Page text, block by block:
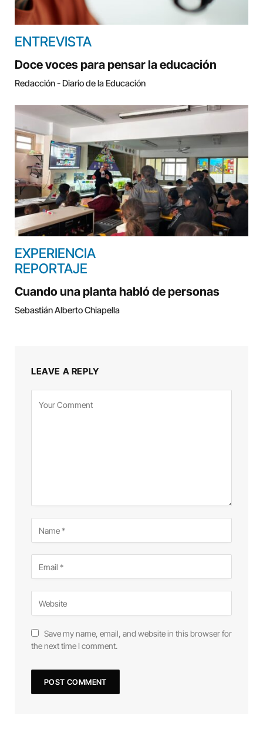
ENTREVISTA
Doce voces para pensar la educación
Redacción - Diario de la Educación
EXPERIENCIA
REPORTAJE
Cuando una planta habló de personas
Sebastián Alberto Chiapella
LEAVE A REPLY
Save my name, email, and website in this browser for
the next time I comment.